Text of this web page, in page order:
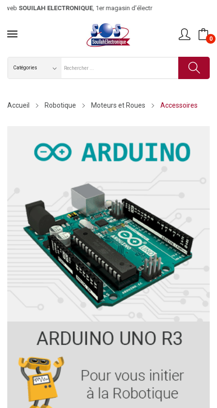
SOUILAH ELECTRONIQUE, 1er magasin d’électronique en
0
Accueil Robotique Moteurs et Roues Accessoires